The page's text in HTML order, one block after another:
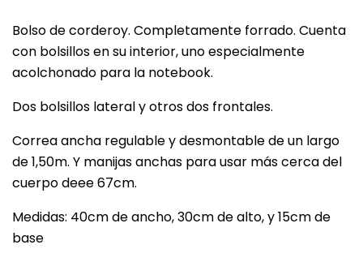
Bolso de corderoy. Completamente forrado. Cuenta
con bolsillos en su interior, uno especialmente
acolchonado para la notebook.
Dos bolsillos lateral y otros dos frontales.
Correa ancha regulable y desmontable de un largo
de 1,50m. Y manijas anchas para usar más cerca del
cuerpo deee 67cm.
Medidas: 40cm de ancho, 30cm de alto, y 15cm de
base